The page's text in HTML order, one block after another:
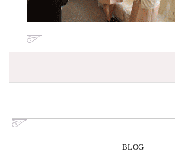
BLOG